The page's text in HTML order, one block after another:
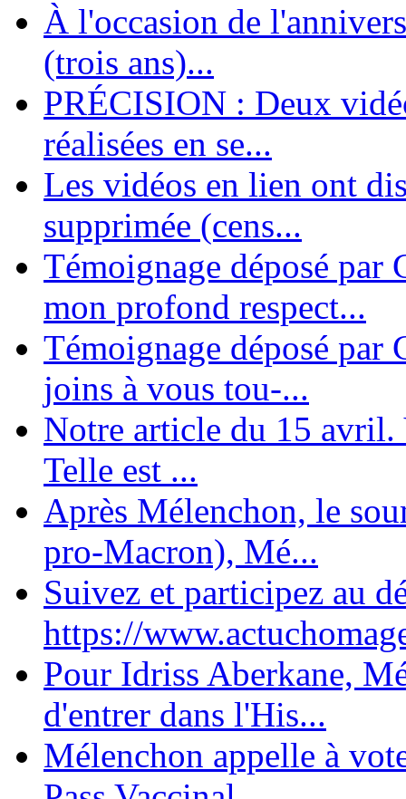
En 2004, une dizaine de personnes contribuèrent au lancement de
dernières années. L'aventure se pou...
À l'occasion de
(trois ans)...
PRÉCISION : Deux
réalisées en se...
Les vidéos en lien ont
supprimée (cens...
Témoignage déposé par
mon profond respect...
Témoignage déposé par
joins à vous tou-...
Notre article du 15 avril.
Telle est ...
Après Mélenchon, le
pro-Macron), Mé...
Suivez et participez au
https://
Pour Idriss Aberkane,
d'entrer dans l'His...
Mélenchon appelle à